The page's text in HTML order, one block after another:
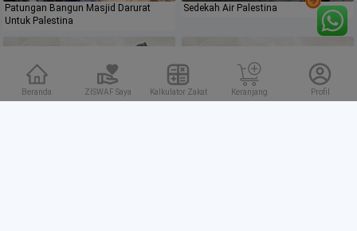
Patungan Bangun Masjid Darurat
Untuk Palestina
Sedekah Air Palestina
Beranda ZISWAF Saya Kalkulator Zakat Keranjang Profil